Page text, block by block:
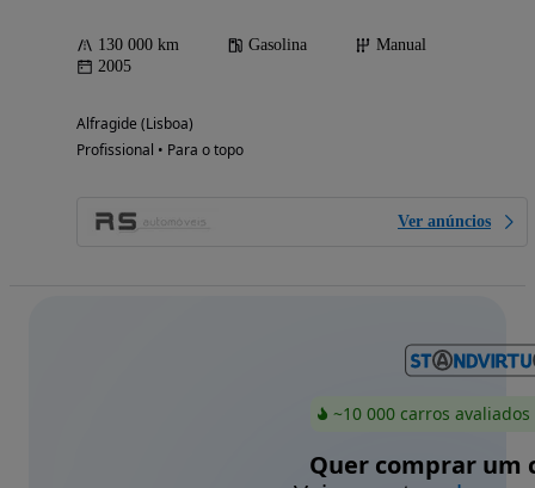
130 000 km Gasolina
Manual
2005
Alfragide (Lisboa)
Profissional • Para o topo
Ver anúncios
~10 000 carros
Quer comprar um